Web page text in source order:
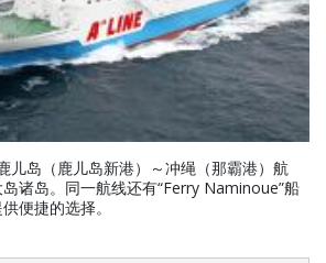
儿岛（鹿儿岛新港）～冲绳（那霸港）航
诸岛。同一航线还有“Ferry Naminoue”船
便捷的选择。